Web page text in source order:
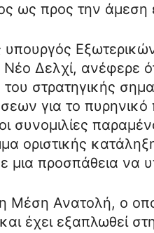
ως προς την άμεση
Δελχί, ανέφερε
του στρατηγικής
για το
συνομιλίες
οριστικής
μια προσπάθεια να
Μέση Ανατολή, ο
έχει εξαπλωθεί